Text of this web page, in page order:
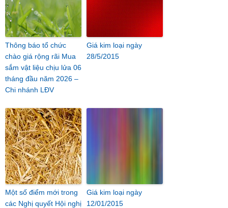
Thông báo tổ chức
chào giá rộng rãi Mua
sắm vật liệu chịu lửa 06
tháng đầu năm 2026 –
Chi nhánh LĐV
Giá kim loại ngày
28/5/2015
Một số điểm mới trong
các Nghị quyết Hội nghị
Giá kim loại ngày
12/01/2015